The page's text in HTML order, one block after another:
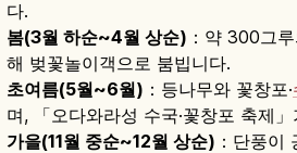
다.
봄(3월 하순~4월 상순) ：약 300그
해 벚꽃놀이객으로 붐빕니다.
초여름(5월~6월) ：등나무와 꽃창포·
며, 「오다와라성 수국·꽃창포 축제
가을(11월 중순~12월 상순) ：단풍이